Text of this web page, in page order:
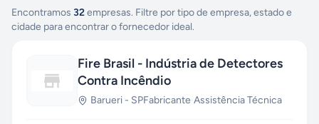
Encontramos 32empresas. Filtre por tipo de empresa, estado e
cidade para encontrar o fornecedor ideal.
Fire Brasil - Indústria de Detectores
Contra Incêndio
Barueri - SPFabricante·Assistência Técnica